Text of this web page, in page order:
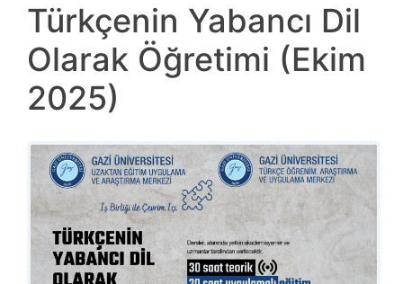
Türkçenin Yabancı Dil
Olarak Öğretimi (Ekim
2025)